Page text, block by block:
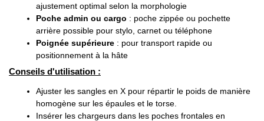
ajustement optimal selon la morphologie
Poche admin ou cargo : poche zippée ou pochette
arrière possible pour stylo, carnet ou téléphone
Poignée supérieure : pour transport rapide ou
positionnement à la hâte
Conseils d'utilisation :
Ajuster les sangles en X pour répartir le poids de manière
homogène sur les épaules et le torse.
Insérer les chargeurs dans les poches frontales en